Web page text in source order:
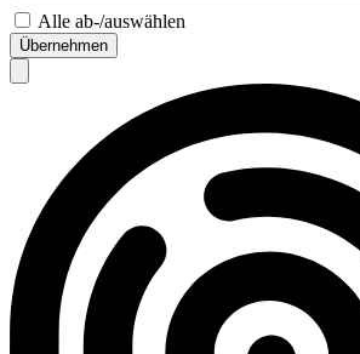
Alle ab-/auswählen
Übernehmen